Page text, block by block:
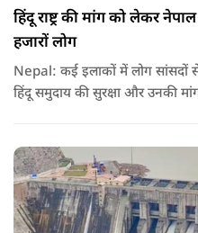
हिंदू राष्ट्र की मांग को लेकर
हजारों लोग
Nepal: कई इलाकों में लोग सांसदों
हिंदू समुदाय की सुरक्षा और उनकी
बात रखें और संसद में भी उनकी